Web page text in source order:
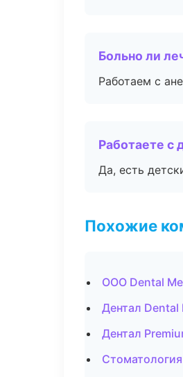
Больно ли
Работаем с
Работаете с
Да, есть
Похожие
ООО Dental
Дентал
Дентал